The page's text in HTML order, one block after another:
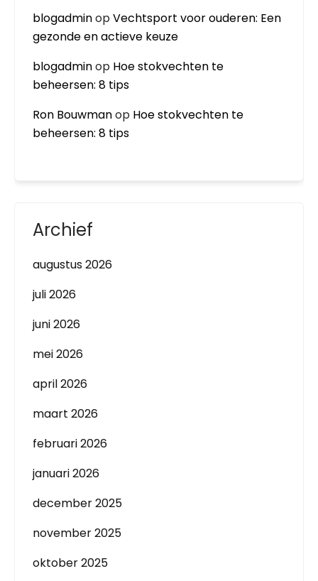
blogadminopVechtsport voor ouderen: Een
gezonde en actieve keuze
blogadminop Hoe stokvechten te
beheersen: 8 tips
Ron Bouwmanop Hoe stokvechten te
beheersen: 8 tips
Archief
augustus 2026
juli 2026
juni 2026
mei 2026
april 2026
maart 2026
februari 2026
januari 2026
december 2025
november 2025
oktober 2025